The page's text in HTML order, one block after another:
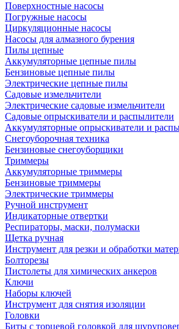
Поверхностные насосы
Погружные насосы
Циркуляционные насосы
Насосы для алмазного бурения
Пилы цепные
Аккумуляторные цепные пилы
Бензиновые цепные пилы
Электрические цепные пилы
Садовые измельчители
Электрические садовые измельчители
Садовые опрыскиватели и распылители
Аккумуляторные опрыскиватели и
Снегоуборочная техника
Бензиновые снегоуборщики
Триммеры
Аккумуляторные триммеры
Бензиновые триммеры
Электрические триммеры
Ручной инструмент
Индикаторные отвертки
Респираторы, маски, полумаски
Щетка ручная
Инструмент для резки и обработки
Болторезы
Пистолеты для химических анкеров
Ключи
Наборы ключей
Инструмент для снятия изоляции
Головки
Биты с торцевой головкой для